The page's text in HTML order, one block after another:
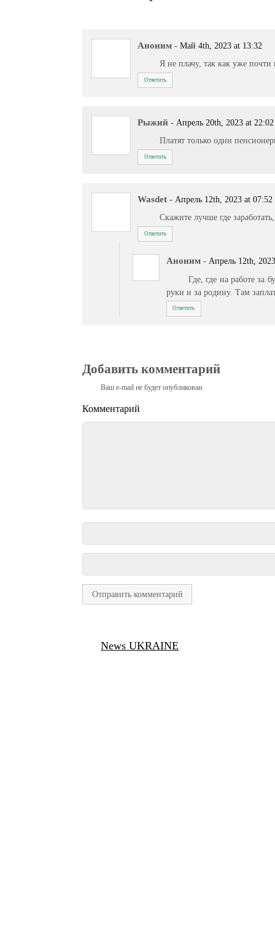
Аноним - Май 4th, 2023 at 13:32
Я не плачу, так как уже
Ответить
Рыжий - Апрель 20th, 2023 at 22:02
Платят только одни
Ответить
Wasdet - Апрель 12th, 2023 at 07:52
Скажите лучше где
Ответить
Аноним - Апрель 12th,
Где, где на работе за
руки и за родину. Там
Ответить
Добавить комментарий
Ваш e-mail не будет опубликован.
Комментарий
News UKRAINE